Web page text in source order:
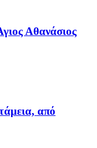
Αθανάσιος
από